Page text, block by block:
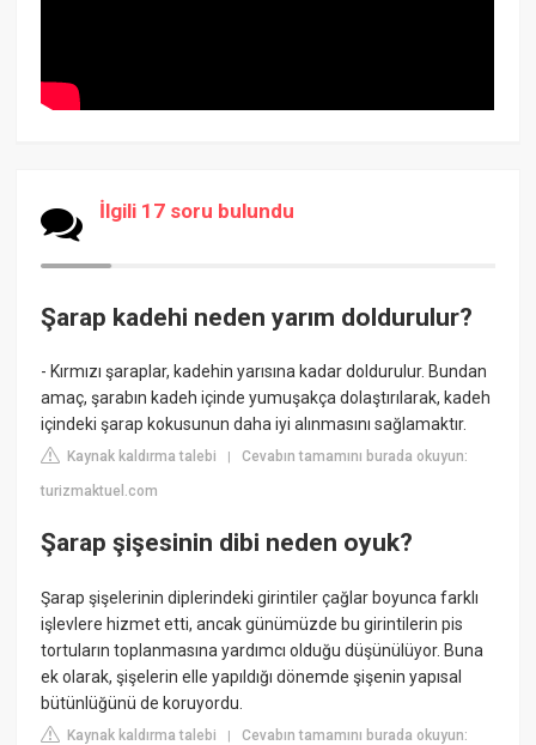
İlgili 17 soru bulundu
Şarap kadehi neden yarım doldurulur?
- Kırmızı şaraplar, kadehin yarısına kadar doldurulur. Bundan
amaç, şarabın kadeh içinde yumuşakça dolaştırılarak, kadeh
içindeki şarap kokusunun daha iyi alınmasını sağlamaktır.
Kaynak kaldırma talebi |Cevabın tamamını burada okuyun:
turizmaktuel.com
Şarap şişesinin dibi neden oyuk?
Şarap şişelerinin diplerindeki girintiler çağlar boyunca farklı
işlevlere hizmet etti, ancak günümüzde bu girintilerin pis
tortuların toplanmasına yardımcı olduğu düşünülüyor. Buna
ek olarak, şişelerin elle yapıldığı dönemde şişenin yapısal
bütünlüğünü de koruyordu.
Kaynak kaldırma talebi |Cevabın tamamını burada okuyun: